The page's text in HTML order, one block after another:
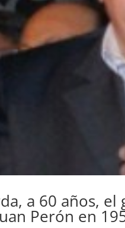
a 60 años,
Perón en